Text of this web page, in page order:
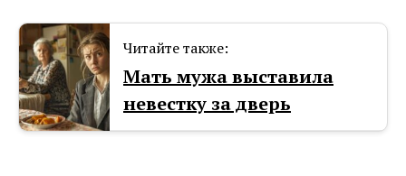
Читайте также:
Мать мужа выставила
невестку за дверь